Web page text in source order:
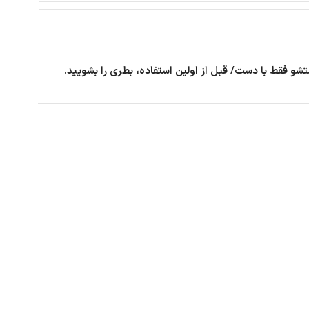
فقط با دست/ قبل از اولین استفاده، بطری را بشویید.